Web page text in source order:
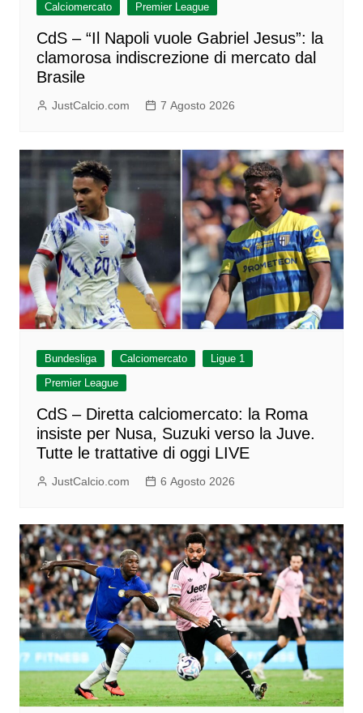
Calciomercato Premier League
CdS – “Il Napoli vuole Gabriel Jesus”: la
clamorosa indiscrezione di mercato dal
Brasile
JustCalcio.com 7 Agosto 2026
Bundesliga Calciomercato
Ligue 1
Premier League
CdS – Diretta calciomercato: la Roma
insiste per Nusa, Suzuki verso la Juve.
Tutte le trattative di oggi LIVE
JustCalcio.com 6 Agosto 2026